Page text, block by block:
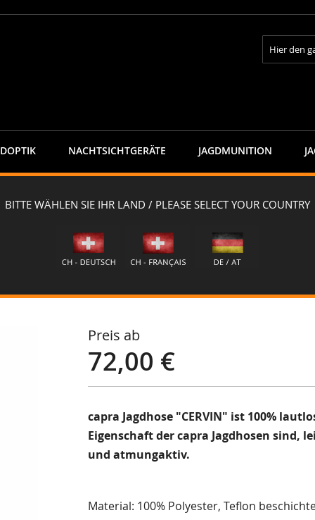
Suche
NACHTSICHTGERÄTE JAGDMUNITION
BROWN
Preis ab
72,00 €
capra Jagdhose "CERVIN" ist 100%
Eigenschaft der capra Jagdhosen sind,
und atmungaktiv.
Material: 100% Polyester, Teflon